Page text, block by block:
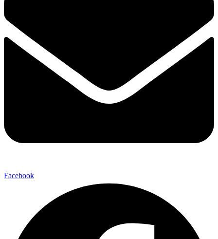
Facebook